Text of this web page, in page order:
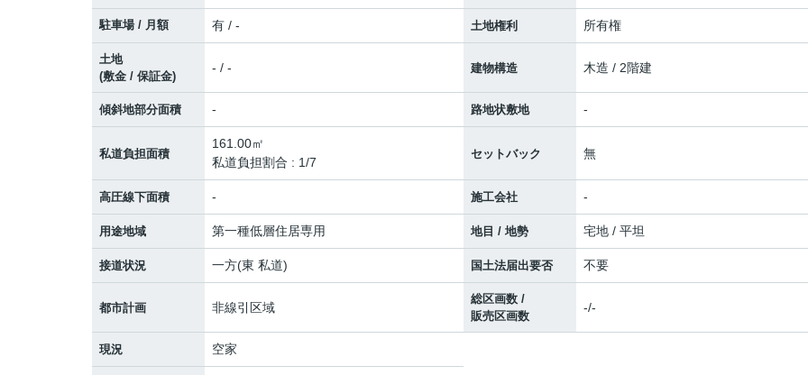
駐車場 / 月額 有 / - 土地権利 所有権
土地
(敷金 / 保証金)
- / - 建物構造 木造 / 2階建
傾斜地部分面積 - 路地状敷地 -
私道負担面積
161.00㎡
私道負担割合 : 1/7
セットバック 無
高圧線下面積 - 施工会社 -
用途地域 第一種低層住居専用 地目 / 地勢 宅地 / 平坦
接道状況 一方(東 私道) 国土法届出要否 不要
都市計画 非線引区域
総区画数 /
販売区画数
-/-
現況 空家